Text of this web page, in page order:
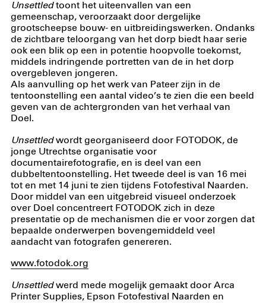
Unsettledtoont het uiteenvallen van een
gemeenschap, veroorzaakt door dergelijke
grootscheepse bouw- en uitbreidingswerken. Ondanks
de zichtbare teloorgang van het dorp biedt haar serie
ook een blik op een in potentie hoopvolle toekomst,
middels indringende portretten van de in het dorp
overgebleven jongeren.
Als aanvulling op het werk van Pateer zijn in de
tentoonstelling een aantal video’s te zien die een beeld
geven van de achtergronden van het verhaal van
Doel.
Unsettledwordt georganiseerd door FOTODOK, de
jonge Utrechtse organisatie voor
documentairefotografie, en is deel van een
dubbeltentoonstelling. Het tweede deel is van 16 mei
tot en met 14 juni te zien tijdens Fotofestival Naarden.
Door middel van een uitgebreid visueel onderzoek
over Doel concentreert FOTODOK zich in deze
presentatie op de mechanismen die er voor zorgen dat
bepaalde onderwerpen bovengemiddeld veel
aandacht van fotografen genereren.
www.fotodok.org
Unsettledwerd mede mogelijk gemaakt door Arca
Printer Supplies, Epson Fotofestival Naarden en